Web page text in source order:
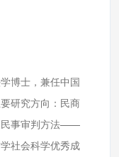
博士，兼任中国
研究方向：民商
民事审判方法——
社会科学优秀成